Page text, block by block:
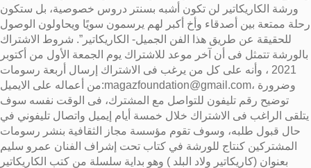
ورشة الكاريكاتير لن تكون أشبه بسنتر دروس خصوصية، بل ستكون
رحلة ممتعة بين أصدقاء وأخ أكبر لهم يرسمون سويًا ويحاولون الوصول
للحقيقة عن طريق هذا الفن الجميل- الكاريكاتير”. شروط الاشتراك
بالورشة تتمثل فى أن آخر موعد للاشتراك يوم الجمعة الأول من أكتوبر
2021 ، وأنه على كل من يرغب فى الاشتراك إرسال أربعة رسومات
من أعماله على الايميل:magazfoundation@gmail.com، وضرورة
توضيح رقم تليفون للتواصل مع المشترك، فى الوقت نفسه سوف
يتلقى الراغب فى الاشتراك خلال خمسة أيام إيميل واتصال تليفوني في
حال قبول طلبه، وسوف تقوم مؤسسة مجاز الثقافية بنشر رسومات
المشتركين كنتاج للورشة في كتاب تحت إشراف الفنان عمرو سليم
بعنوان (كاريكاتير ولاد البلد ) وهو بداية سلسلة من كتب الكاريكاتير